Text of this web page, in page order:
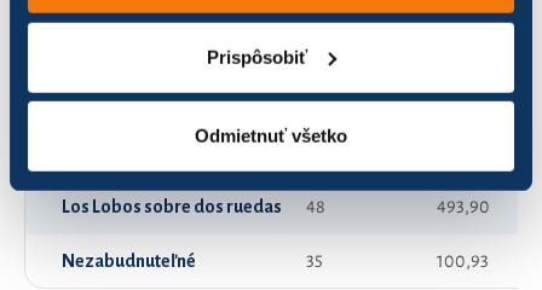
Prispôsobiť
Odmietnuť všetko
Kolibáci 62 492,98
Los Lobos sobre dos ruedas 48 493,90
Nezabudnuteľné 35 100,93